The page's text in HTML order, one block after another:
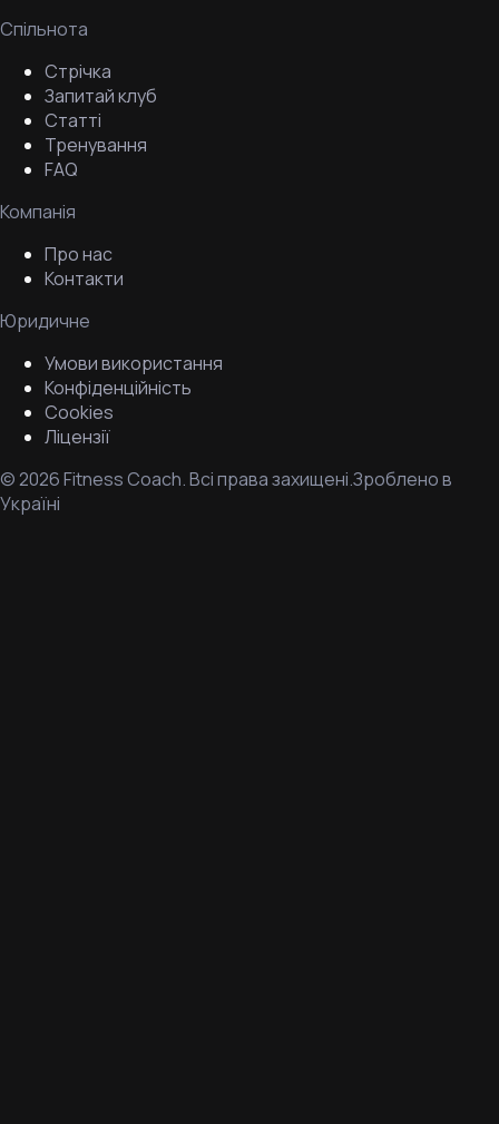
Спільнота
Стрічка
Запитай клуб
Статті
Тренування
FAQ
Компанія
Про нас
Контакти
Юридичне
Умови використання
Конфіденційність
Cookies
Ліцензії
©2026Fitness Coach.Всі права захищені.Зроблено в
Україні